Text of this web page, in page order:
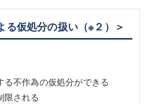
る仮処分の扱い（※２） ＞
る不作為の仮処分ができる
限される